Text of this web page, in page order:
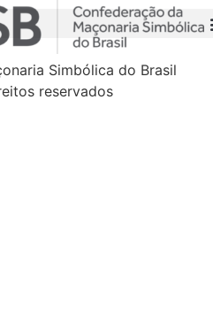
Simbólica do Brasil
reservados